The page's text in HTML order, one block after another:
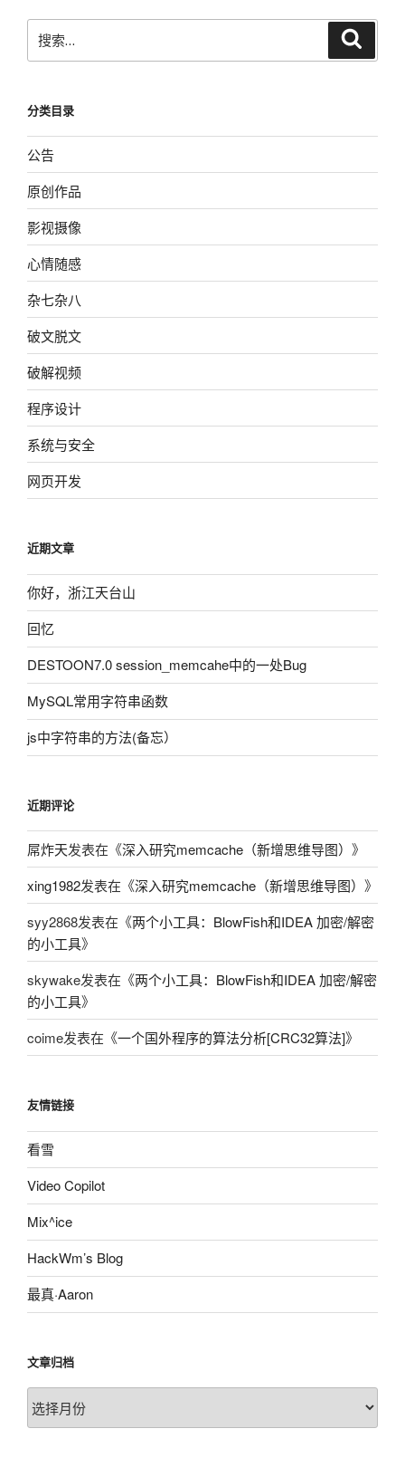
搜
索：
分类目录
公告
原创作品
影视摄像
心情随感
杂七杂八
破文脱文
破解视频
程序设计
系统与安全
网页开发
近期文章
你好，浙江天台山
回忆
DESTOON7.0 session_memcahe中的一处Bug
MySQL常用字符串函数
js中字符串的方法(备忘）
近期评论
屌炸天发表在《深入研究memcache（新增思维导图） 》
xing1982发表在《深入研究memcache（新增思维导图） 》
syy2868发表在《两个小工具：BlowFish和IDEA 加密/解密
的小工具》
skywake发表在《两个小工具：BlowFish和IDEA 加密/解密
的小工具》
coime发表在《一个国外程序的算法分析[CRC32算法]》
友情链接
看雪
Video Copilot
Mix^ice
HackWm’s Blog
最真·Aaron
文章归档
文
章